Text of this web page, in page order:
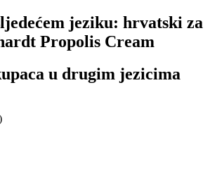
jeziku: hrvatski za
Propolis Cream
u drugim jezicima